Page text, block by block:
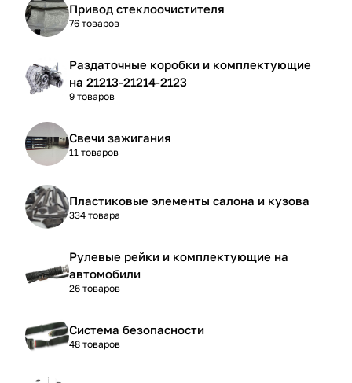
Привод стеклоочистителя
76 товаров
Раздаточные коробки и комплектующие
на 21213-21214-2123
9 товаров
Свечи зажигания
11 товаров
Пластиковые элементы салона и кузова
334 товара
Рулевые рейки и комплектующие на
автомобили
26 товаров
Система безопасности
48 товаров